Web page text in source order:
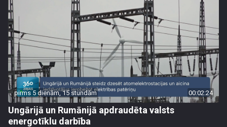
pirms 5 dienām, 15 stundām 00:02:24
Ungārijā un Rumānijā apdraudēta valsts
energotīklu darbība